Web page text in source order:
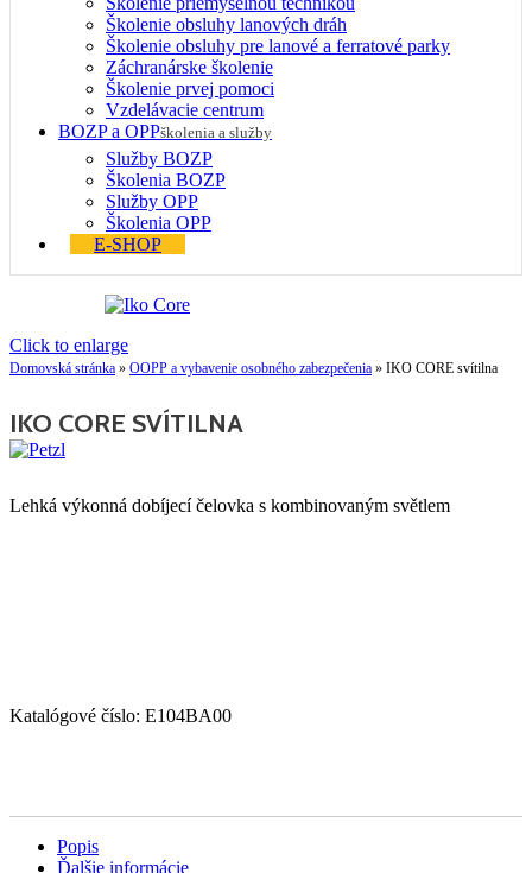
Školenie obsluhy lanových dráh
Školenie obsluhy pre lanové a ferratové parky
Záchranárske školenie
Školenie prvej pomoci
Vzdelávacie centrum
BOZP a OPPškolenia a služby
Služby BOZP
Školenia BOZP
Služby OPP
Školenia OPP
E-SHOP
Click to enlarge
Domovská stránka » OOPP a vybavenie osobného zabezpečenia » IKO CORE svítilna
IKO CORE SVÍTILNA
Lehká výkonná dobíjecí čelovka s kombinovaným světlem
Katalógové číslo: E104BA00
Popis
Ďalšie informácie